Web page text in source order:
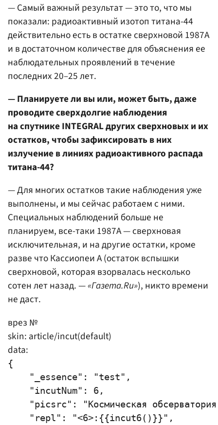
— Самый важный результат — это то, что мы
показали: радиоактивный изотоп титана-44
действительно есть в остатке сверхновой 1987A
и в достаточном количестве для объяснения ее
наблюдательных проявлений в течение
последних 20–25 лет.
— Планируете ли вы или, может быть, даже
проводите сверхдолгие наблюдения
на спутнике INTEGRAL других сверхновых и их
остатков, чтобы зафиксировать в них
излучение в линиях радиоактивного распада
титана-44?
— Для многих остатков такие наблюдения уже
выполнены, и мы сейчас работаем с ними.
Специальных наблюдений больше не
планируем, все-таки 1987А — сверхновая
исключительная, и на другие остатки, кроме
разве что Кассиопеи A (остаток вспышки
cверхновой, которая взорвалась несколько
сотен лет назад. —«Газета.Ru»), никто времени
не даст.
врез №
skin: article/incut(default)
data:
{
    "_essence": "test",
    "incutNum": 6,
"picsrc": "Космическая
    "repl": "<6>:{{incut6()}}",